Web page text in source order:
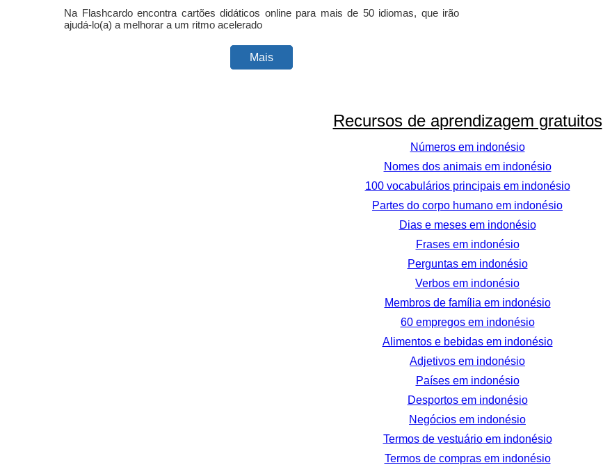
Na Flashcardo encontra cartões didáticos online para mais de 50 idiomas, que irão
ajudá-lo(a) a melhorar a um ritmo acelerado
Mais
Recursos de aprendizagem gratuitos
Números em indonésio
Nomes dos animais em indonésio
100 vocabulários principais em indonésio
Partes do corpo humano em indonésio
Dias e meses em indonésio
Frases em indonésio
Perguntas em indonésio
Verbos em indonésio
Membros de família em indonésio
60 empregos em indonésio
Alimentos e bebidas em indonésio
Adjetivos em indonésio
Países em indonésio
Desportos em indonésio
Negócios em indonésio
Termos de vestuário em indonésio
Termos de compras em indonésio